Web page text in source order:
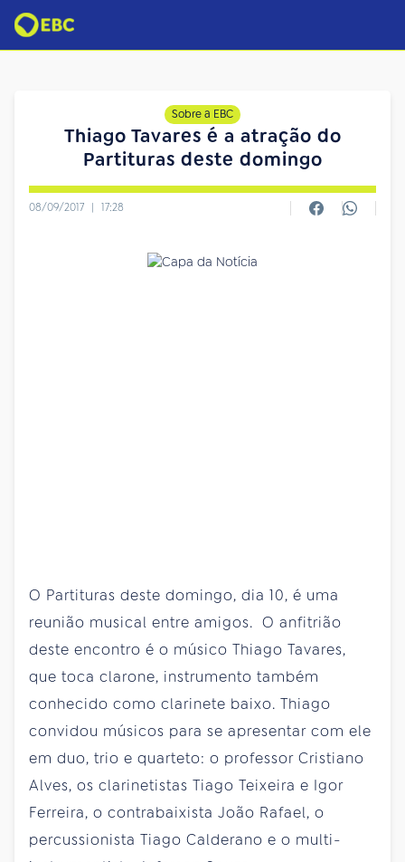
Sobre a EBC
Thiago Tavares é a atração do
Partituras deste domingo
08/09/2017 | 17:28
O Partituras deste domingo, dia 10, é uma
reunião musical entre amigos. O anfitrião
deste encontro é o músico Thiago Tavares,
que toca clarone, instrumento também
conhecido como clarinete baixo. Thiago
convidou músicos para se apresentar com ele
em duo, trio e quarteto: o professor Cristiano
Alves, os clarinetistas Tiago Teixeira e Igor
Ferreira, o contrabaixista João Rafael, o
percussionista Tiago Calderano e o multi-